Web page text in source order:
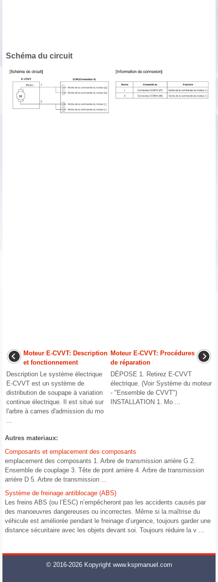
Schéma du circuit
Moteur E-CVVT: Description
et fonctionnement
Description Le système électrique
E-CVVT est un système de
distribution de soupape à variation
continue électrique. Il est situé sur
l'arbre à cames d'admission du mo
Moteur E-CVVT: Procédures
de réparation
DÉPOSE 1. Retirez E-CVVT
électrique. (Voir Système du moteur
- "Ensemble de CVVT")
INSTALLATION 1. Mo ...
Autres materiaux:
Composants et emplacement des composants
emplacement des composants 1. Arbre de transmission arrière G 2.
Ensemble de couplage 3. Tête de pont arrière 4. Arbre de transmission
arrière D 5. Arbre de transmission ...
Système de freinage antiblocage (ABS)
Les freins ABS (ou l’ESC) n’empêcheront pas les accidents causés par
des manoeuvres dangereuses ou incorrectes. Même si la maîtrise du
véhicule est améliorée pendant le freinage d’urgence, toujours garder une
distance sécuritaire avec les objets devant soi. Toujours réduire la v ...
© 2016-2026 Kopyright www.kspmanuel.com